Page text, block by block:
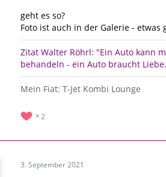
geht es so?
Foto ist auch in der Galerie - etwas
Zitat Walter Röhrl: "Ein Auto kann
behandeln - ein Auto braucht
Mein Fiat: T-Jet Kombi Lounge
2
3. September 2021